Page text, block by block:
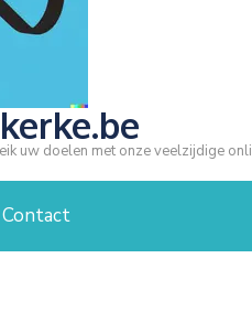
uw doelen met onze veelzijdige
Contact